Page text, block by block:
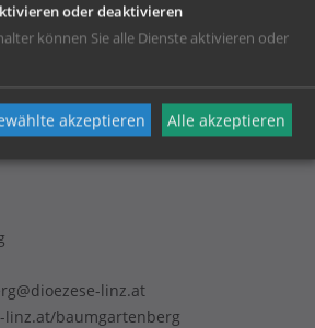
Datenschutz
linz.at
linz.at/baumgartenberg
oder deaktivieren
können Sie alle Dienste aktivieren oder
akzeptieren Alle akzeptieren